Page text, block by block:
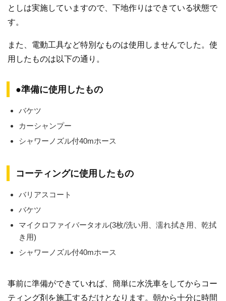
としは実施していますので、下地作りはできている状態で
す。
また、電動工具など特別なものは使用しませんでした。使
用したものは以下の通り。
●準備に使用したもの
バケツ
カーシャンプー
シャワーノズル付40mホース
コーティングに使用したもの
バリアスコート
バケツ
マイクロファイバータオル(3枚/洗い用、濡れ拭き用、乾拭
き用)
シャワーノズル付40mホース
事前に準備ができていれば、簡単に水洗車をしてからコー
ティング剤を施工するだけとなります。朝から十分に時間